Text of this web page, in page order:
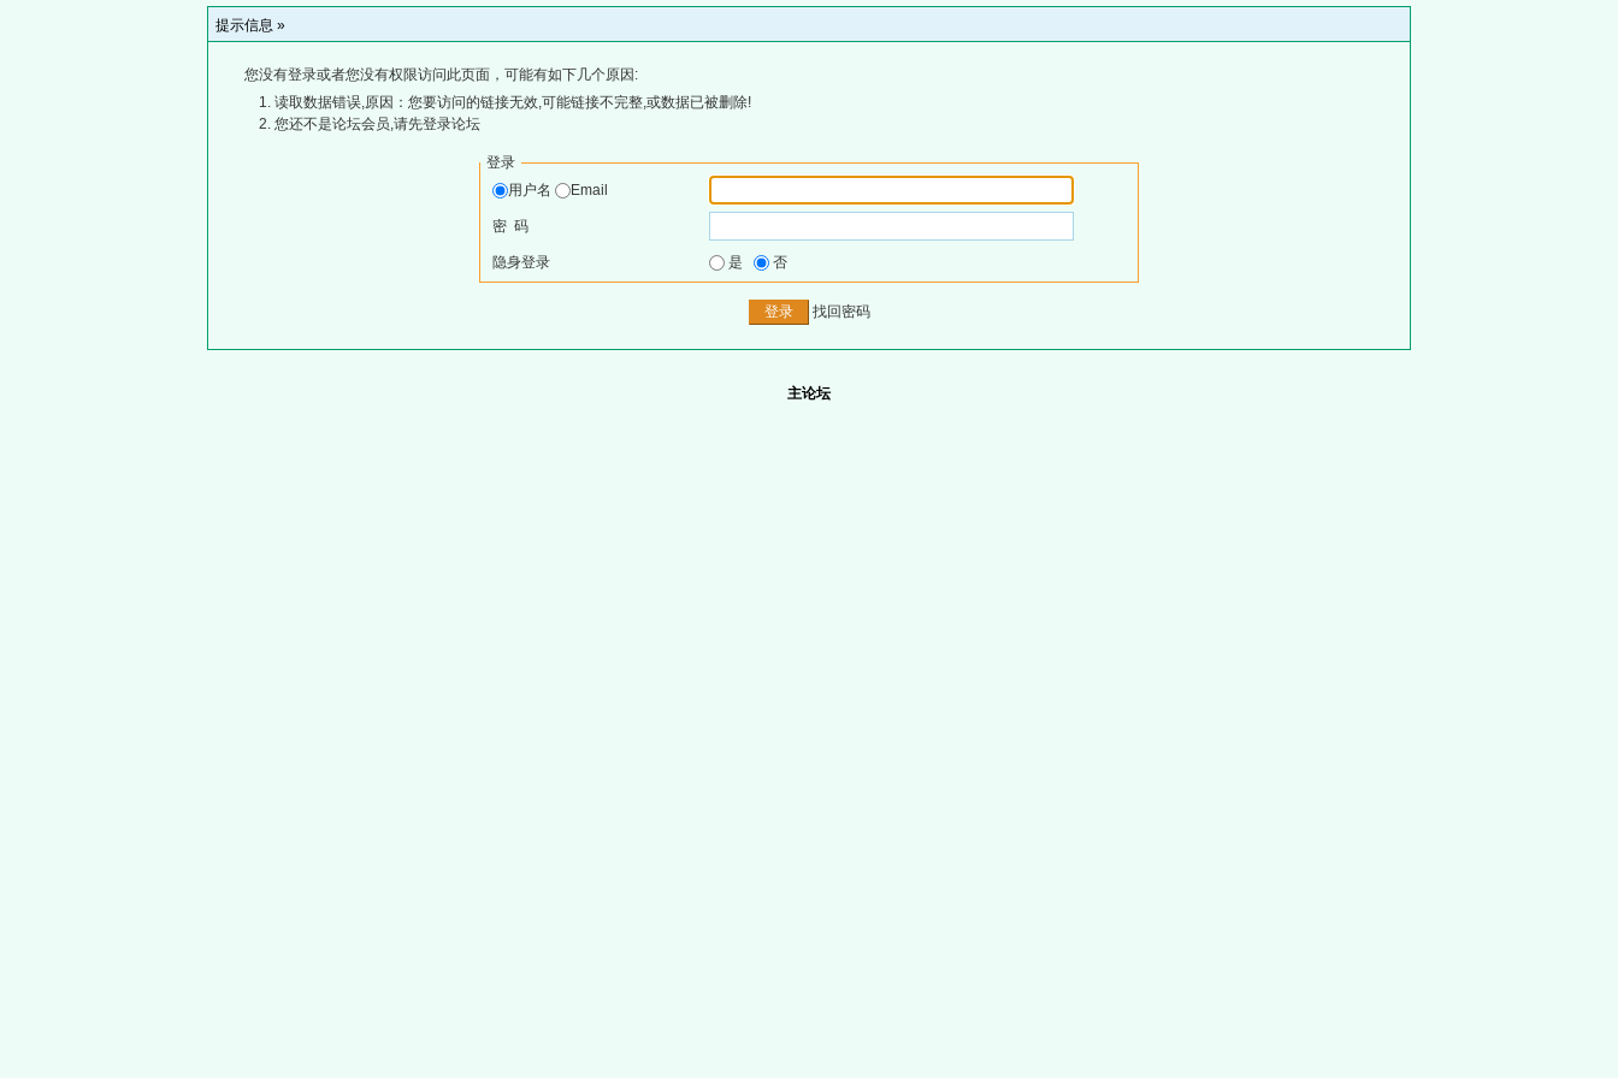
提示信息 »
您没有登录或者您没有权限访问此页面，可能有如下几个原因:
读取数据错误,原因：您要访问的链接无效,可能链接不完整,或数据已被删除!
您还不是论坛会员,请先登录论坛
登录
用户名
Email
密 码
隐身登录 是 否
找回密码
主论坛